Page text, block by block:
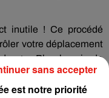
inutile ! Ce procédé
votre déplacement
Plus besoin de
feuille de papier de
est notre priorité
sans accepter